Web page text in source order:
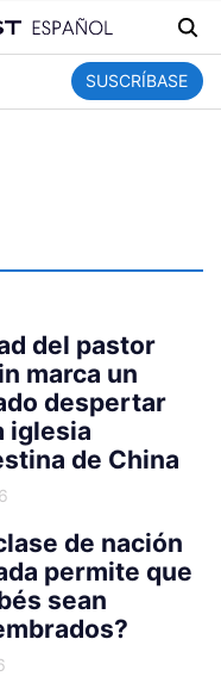
SUSCRÍBASE
del pastor
marca un
despertar
iglesia
de China
de nación
permite que
sean